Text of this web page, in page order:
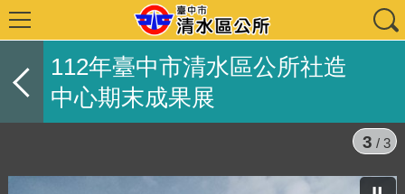
112年臺中市清水區公所社造
中心期末成果展
3 / 3